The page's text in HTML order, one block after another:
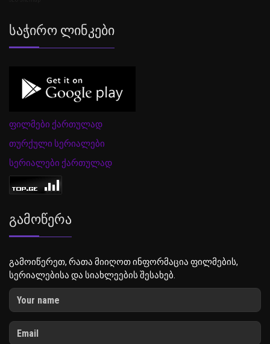
Საჭირო Ლინკები
ფილმები ქართულად
თურქული სერიალები
სერიალები ქართულად
Გამოწერა
გამოიწერეთ, რათა მიიღოთ ინფორმაცია ფილმების,
სერიალებისა და სიახლეების შესახებ.